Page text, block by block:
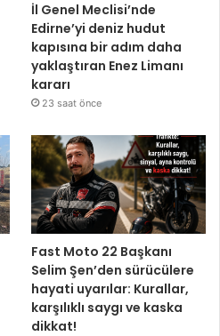
İl Genel Meclisi’nde
Edirne’yi deniz hudut
kapısına bir adım daha
yaklaştıran Enez Limanı
kararı
23 saat önce
Fast Moto 22 Başkanı
Selim Şen’den sürücülere
hayati uyarılar: Kurallar,
karşılıklı saygı ve kaska
dikkat!